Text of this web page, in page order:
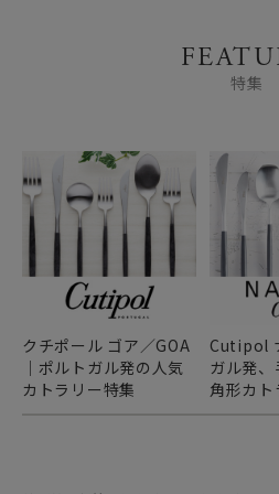
特集
クチポール ゴア／GOA
｜ポルトガル発の人気
カトラリー特集
Cutipol
ガル発
角形カト